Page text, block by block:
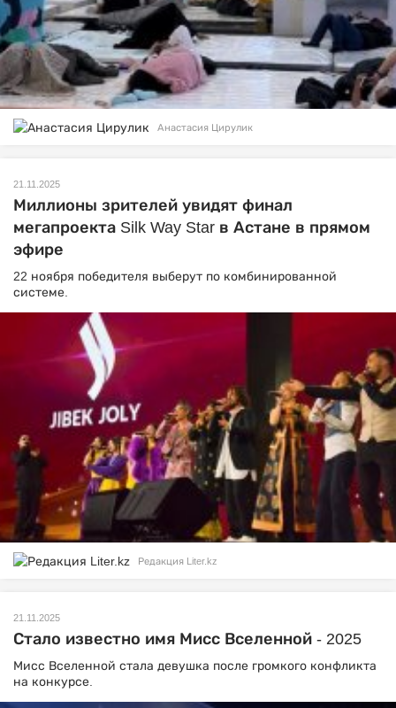
Анастасия Цирулик
21.11.2025
Миллионы зрителей увидят финал
мегапроекта Silk Way Star в Астане в прямом
эфире
22 ноября победителя выберут по комбинированной
системе.
Редакция Liter.kz
21.11.2025
Стало известно имя Мисс Вселенной - 2025
Мисс Вселенной стала девушка после громкого конфликта
на конкурсе.